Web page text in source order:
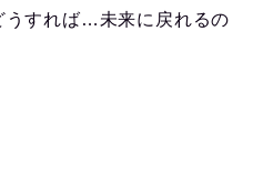
うすれば…未来に戻れるの